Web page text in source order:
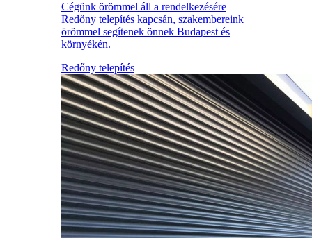
Cégünk örömmel áll a rendelkezésére
Redőny telepítés kapcsán, szakembereink
örömmel segítenek önnek Budapest és
környékén.
Redőny telepítés